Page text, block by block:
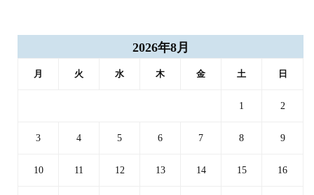
2026年8月
月 火 水 木 金 土 日
1 2
3 4 5 6 7 8 9
10 11 12 13 14 15 16